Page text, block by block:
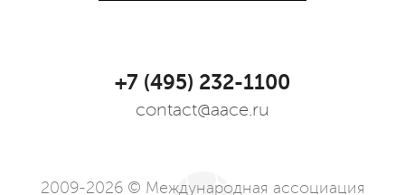
+7 (495) 232-1100
contact@aace.ru
2009-2026 © Международная ассоциация